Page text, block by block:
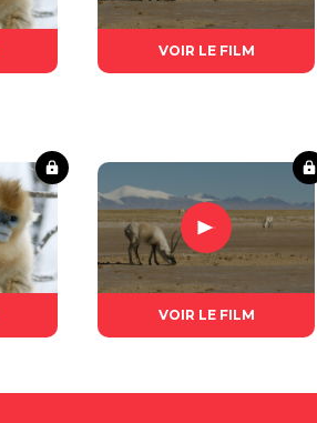
VOIR LE FILM
VOIR LE FILM